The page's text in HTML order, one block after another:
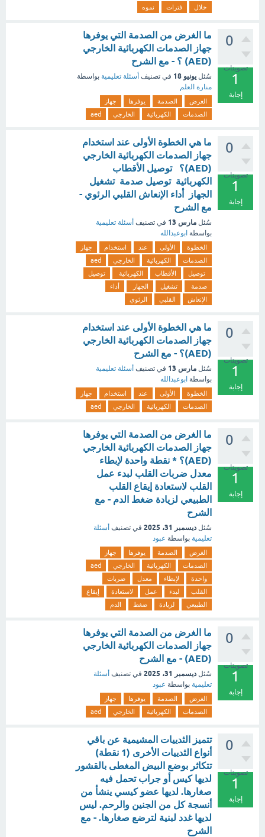
خلال
فترات نموه
0
تصويتات
1
إجابة
ما الغرض من الصدمة التي يوفرها
جهاز الصدمات الكهربائية الخارجي
(AED) ؟ - مع الشرح
سُئل يونيو 18 في تصنيف أسئلة تعليمية بواسطة
منارة العلم
الغرض الصدمة يوفرها
جهاز
الصدمات
الكهربائية الخارجي aed
0
تصويتات
1
إجابة
ما هي الخطوة الأولى عند استخدام
جهاز الصدمات الكهربائية الخارجي
(AED)؟ توصيل الأقطاب
الكهربائية توصيل صدمة تشغيل
الجهاز أداء الإنعاش القلبي الرئوي -
مع الشرح
سُئل مارس 13 في تصنيف أسئلة تعليمية
بواسطة ابوعبدالله
الخطوة الأولى عند استخدام
جهاز
الصدمات
الكهربائية الخارجي
aed
توصيل
الأقطاب الكهربائية
توصيل
صدمة
تشغيل الجهاز
أداء
الإنعاش
القلبي الرئوي
0
تصويتات
1
إجابة
ما هي الخطوة الأولى عند استخدام
جهاز الصدمات الكهربائية الخارجي
(AED)؟ - مع الشرح
سُئل مارس 13 في تصنيف أسئلة تعليمية
بواسطة ابوعبدالله
الخطوة الأولى عند استخدام
جهاز
الصدمات
الكهربائية الخارجي aed
0
تصويتات
1
إجابة
ما الغرض من الصدمة التي يوفرها
جهاز الصدمات الكهربائية الخارجي
(AED)؟ * نقطة واحدة لإبطاء
معدل ضربات القلب لبدء عمل
القلب لاستعادة إيقاع القلب
الطبيعي لزيادة ضغط الدم - مع
الشرح
سُئل ديسمبر 31، 2025 في تصنيف أسئلة
تعليمية بواسطة عبود
الغرض الصدمة يوفرها
جهاز
الصدمات
الكهربائية الخارجي
aed
واحدة
لإبطاء معدل
ضربات
القلب
لبدء عمل لاستعادة
إيقاع
الطبيعي
لزيادة ضغط الدم
0
تصويتات
1
إجابة
ما الغرض من الصدمة التي يوفرها
جهاز الصدمات الكهربائية الخارجي
(AED) - مع الشرح
سُئل ديسمبر 31، 2025 في تصنيف أسئلة
تعليمية بواسطة عبود
الغرض الصدمة يوفرها
جهاز
الصدمات
الكهربائية الخارجي aed
0
تصويتات
1
إجابة
تتميز الثدييات المشيمية عن باقي
أنواع الثدييات الأخرى (1 نقطة)
تتكاثر بوضع البيض المغطى بالقشور
لديها كيس أو جراب تحمل فيه
صغارها. لديها عضو كيسي ينشأ من
أنسجة كل من الجنين والرحم. ليس
لديها غدد لبنية لترضع صغارها. - مع
الشرح